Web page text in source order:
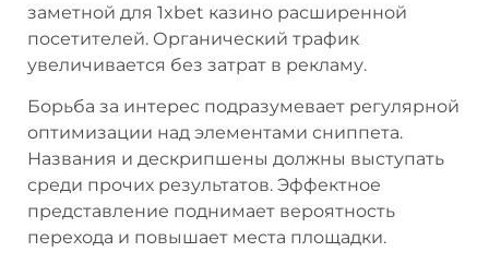
заметной для 1xbet казино расширенной
посетителей. Органический трафик
увеличивается без затрат в рекламу.
Борьба за интерес подразумевает регулярной
оптимизации над элементами сниппета.
Названия и дескрипшены должны выступать
среди прочих результатов. Эффектное
представление поднимает вероятность
перехода и повышает места площадки.